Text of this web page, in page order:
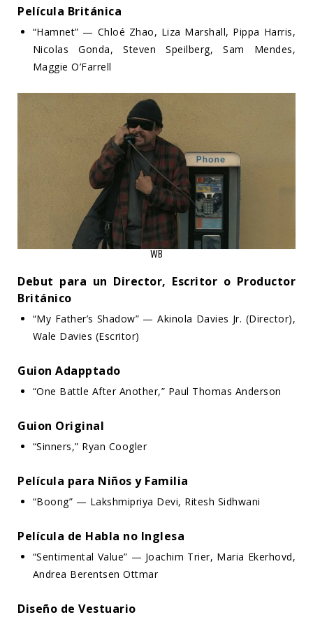
Película Británica
“Hamnet” — Chloé Zhao, Liza Marshall, Pippa Harris,
Nicolas Gonda, Steven Speilberg, Sam Mendes,
Maggie O’Farrell
WB
Debut para un Director, Escritor o Productor
Británico
“My Father’s Shadow” — Akinola Davies Jr. (Director),
Wale Davies (Escritor)
Guion Adapptado
“One Battle After Another,” Paul Thomas Anderson
Guion Original
“Sinners,” Ryan Coogler
Película para Niños y Familia
“Boong” — Lakshmipriya Devi, Ritesh Sidhwani
Película de Habla no Inglesa
“Sentimental Value” — Joachim Trier, Maria Ekerhovd,
Andrea Berentsen Ottmar
Diseño de Vestuario